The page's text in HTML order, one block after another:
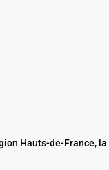
Hauts-de-France, la